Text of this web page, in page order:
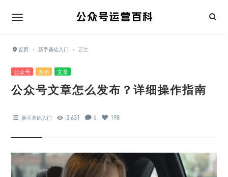
首页 › 新手基础入门 › 正文
公众号 发布 文章
公众号文章怎么发布？详细操作指南
新手基础入门 3,631 0 198